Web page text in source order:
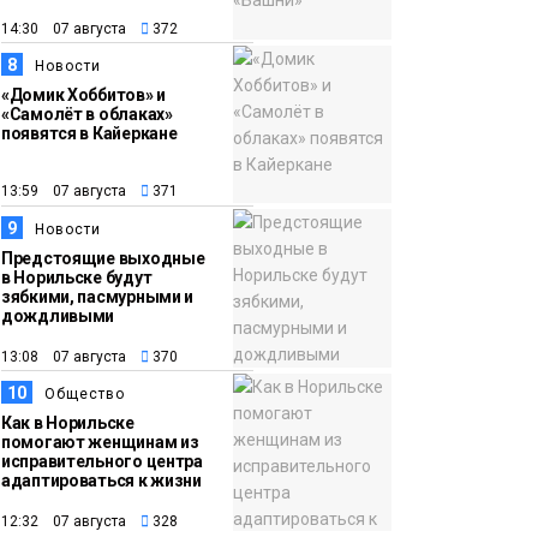
14:30 07 августа 372
8 Новости
«Домик Хоббитов» и
«Самолёт в облаках»
появятся в Кайеркане
13:59 07 августа 371
9 Новости
Предстоящие выходные
в Норильске будут
зябкими, пасмурными и
дождливыми
13:08 07 августа 370
10 Общество
Как в Норильске
помогают женщинам из
исправительного центра
адаптироваться к жизни
12:32 07 августа 328